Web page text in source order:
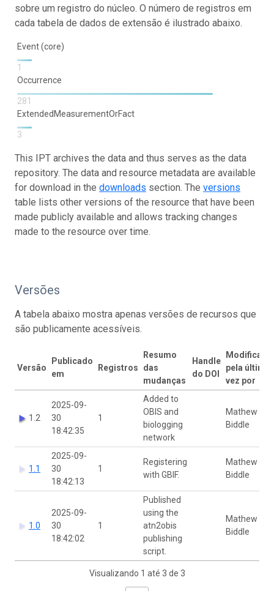
sobre um registro do núcleo. O número de registros em
cada tabela de dados de extensão é ilustrado abaixo.
Event (core)
1
Occurrence
281
ExtendedMeasurementOrFact
3
This IPT archives the data and thus serves as the data
repository. The data and resource metadata are available
for download in the downloads section. The versions
table lists other versions of the resource that have been
made publicly available and allows tracking changes
made to the resource over time.
Versões
A tabela abaixo mostra apenas versões de recursos que
são publicamente acessíveis.
Versão
Publicado
em
Registros
Resumo
das
mudanças
Handle
do DOI
Modificado
pela última
vez por
1.2
2025-09-
30
18:42:35
1
Added to
OBIS and
biologging
network
Mathew
Biddle
1.1
2025-09-
30
18:42:13
1
Registering
with GBIF.
Mathew
Biddle
1.0
2025-09-
30
18:42:02
1
Published
using the
atn2obis
publishing
script.
Mathew
Biddle
Visualizando 1 até 3 de 3